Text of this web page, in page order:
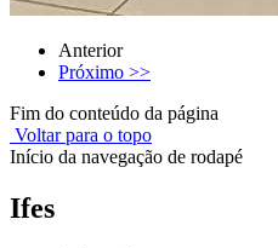
Anterior
Próximo >>
Fim do conteúdo da página
Voltar para o topo
Início da navegação de rodapé
Ifes